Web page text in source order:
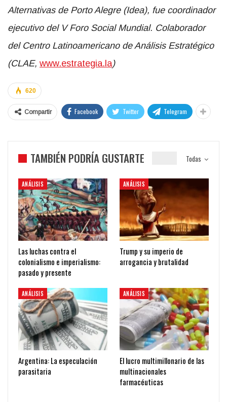
Alternativas de Porto Alegre (Idea), fue coordinador
ejecutivo del V Foro Social Mundial. Colaborador
del Centro Latinoamericano de Análisis Estratégico
(CLAE, www.estrategia.la)
620
Compartir Facebook Twitter Telegram
Todas
TAMBIÉN PODRÍA GUSTARTE
ANÁLISIS
Las luchas contra el
colonialismo e imperialismo:
pasado y presente
ANÁLISIS
Trump y su imperio de
arrogancia y brutalidad
ANÁLISIS
Argentina: La especulación
parasitaria
ANÁLISIS
El lucro multimillonario de las
multinacionales
farmacéuticas